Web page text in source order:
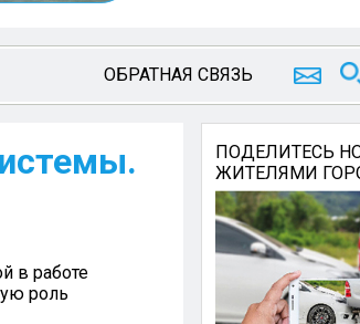
ОБРАТНАЯ СВЯЗЬ
в работе
роль
ПОДЕЛИТЕСЬ
ЖИТЕЛЯМИ